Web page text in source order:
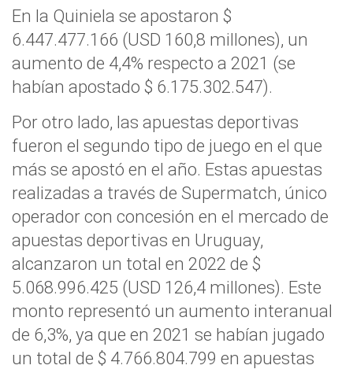
En la Quiniela se apostaron $
6.447.477.166 (USD 160,8 millones), un
aumento de 4,4% respecto a 2021 (se
habían apostado $ 6.175.302.547).
Por otro lado, las apuestas deportivas
fueron el segundo tipo de juego en el que
más se apostó en el año. Estas apuestas
realizadas a través de Supermatch, único
operador con concesión en el mercado de
apuestas deportivas en Uruguay,
alcanzaron un total en 2022 de $
5.068.996.425 (USD 126,4 millones). Este
monto representó un aumento interanual
de 6,3%, ya que en 2021 se habían jugado
un total de $ 4.766.804.799 en apuestas